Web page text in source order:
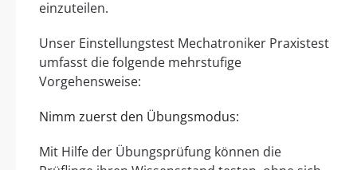
einzuteilen.
Unser Einstellungstest Mechatroniker Praxistest
umfasst die folgende mehrstufige
Vorgehensweise:
Nimm zuerst den Übungsmodus:
Mit Hilfe der Übungsprüfung können die